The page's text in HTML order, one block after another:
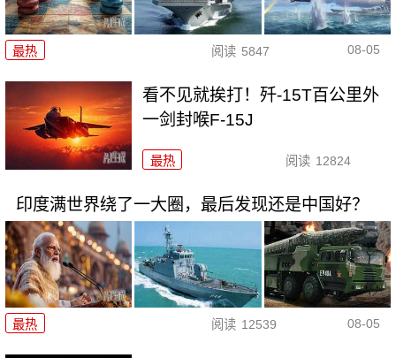
最热 阅读 5847 08-05
看不见就挨打！歼-15T百公里外
一剑封喉F-15J
最热 阅读 12824
印度满世界绕了一大圈，最后发现还是中国好？
最热 阅读 12539 08-05